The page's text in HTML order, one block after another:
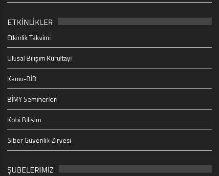
ETKİNLİKLER
Etkinlik Takvimi
Ulusal Bilişim Kurultayı
Kamu-BİB
BİMY Seminerleri
Kobi Bilişim
Siber Güvenlik Zirvesi
ŞUBELERİMİZ